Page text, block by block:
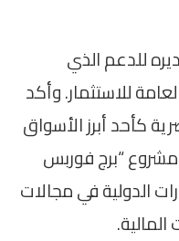
للدعم الذي
للاستثمار. وأكد
كأحد أبرز الأسواق
مشروع “برج فوربس
الدولية في مجالات